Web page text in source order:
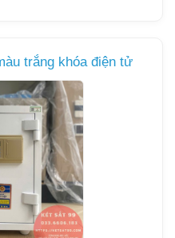
trắng khóa điện tử